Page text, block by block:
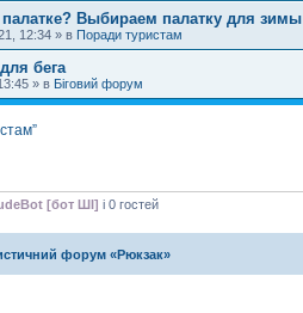
палатке? Выбираем палатку для зимы
12:34 » в Поради туристам
бега
» в Біговий форум
[бот ШІ] і 0 гостей
форум «Рюкзак»